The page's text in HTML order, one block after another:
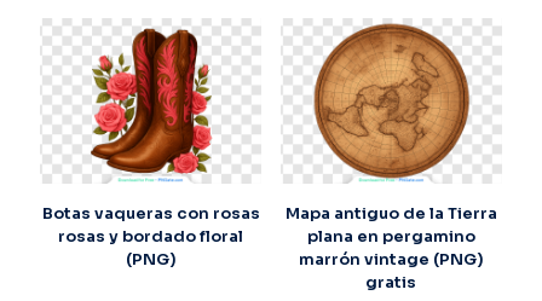
Botas vaqueras con rosas
rosas y bordado floral
(PNG)
Mapa antiguo de la Tierra
plana en pergamino
marrón vintage (PNG)
gratis